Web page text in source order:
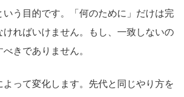
いう目的です。「何のために」だけは完
ければいけません。もし、一致しないの
きでありません。
って変化します。先代と同じやり方を